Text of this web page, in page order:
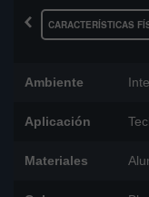
‹ CARACTERÍSTICAS
Ambiente
Aplicación
Materiales